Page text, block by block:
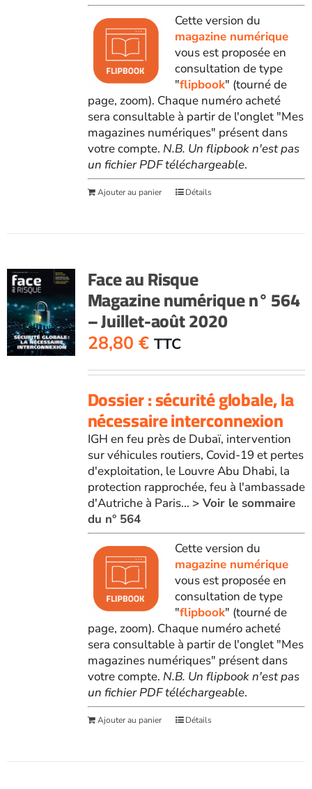
Cette version du
magazine numérique
vous est proposée en
consultation de type
"flipbook" (tourné de
page, zoom). Chaque numéro acheté
sera consultable à partir de l'onglet "Mes
magazines numériques" présent dans
votre compte. N.B. Un flipbook n'est pas
un fichier PDF téléchargeable.
Ajouter au panier Détails
Face au Risque
Magazine numérique n° 564
– Juillet-août 2020
28,80 € TTC
Dossier : sécurité globale, la
nécessaire interconnexion
IGH en feu près de Dubaï, intervention
sur véhicules routiers, Covid-19 et pertes
d'exploitation, le Louvre Abu Dhabi, la
protection rapprochée, feu à l'ambassade
d'Autriche à Paris... > Voir le sommaire
du n° 564
Cette version du
magazine numérique
vous est proposée en
consultation de type
"flipbook" (tourné de
page, zoom). Chaque numéro acheté
sera consultable à partir de l'onglet "Mes
magazines numériques" présent dans
votre compte. N.B. Un flipbook n'est pas
un fichier PDF téléchargeable.
Ajouter au panier Détails